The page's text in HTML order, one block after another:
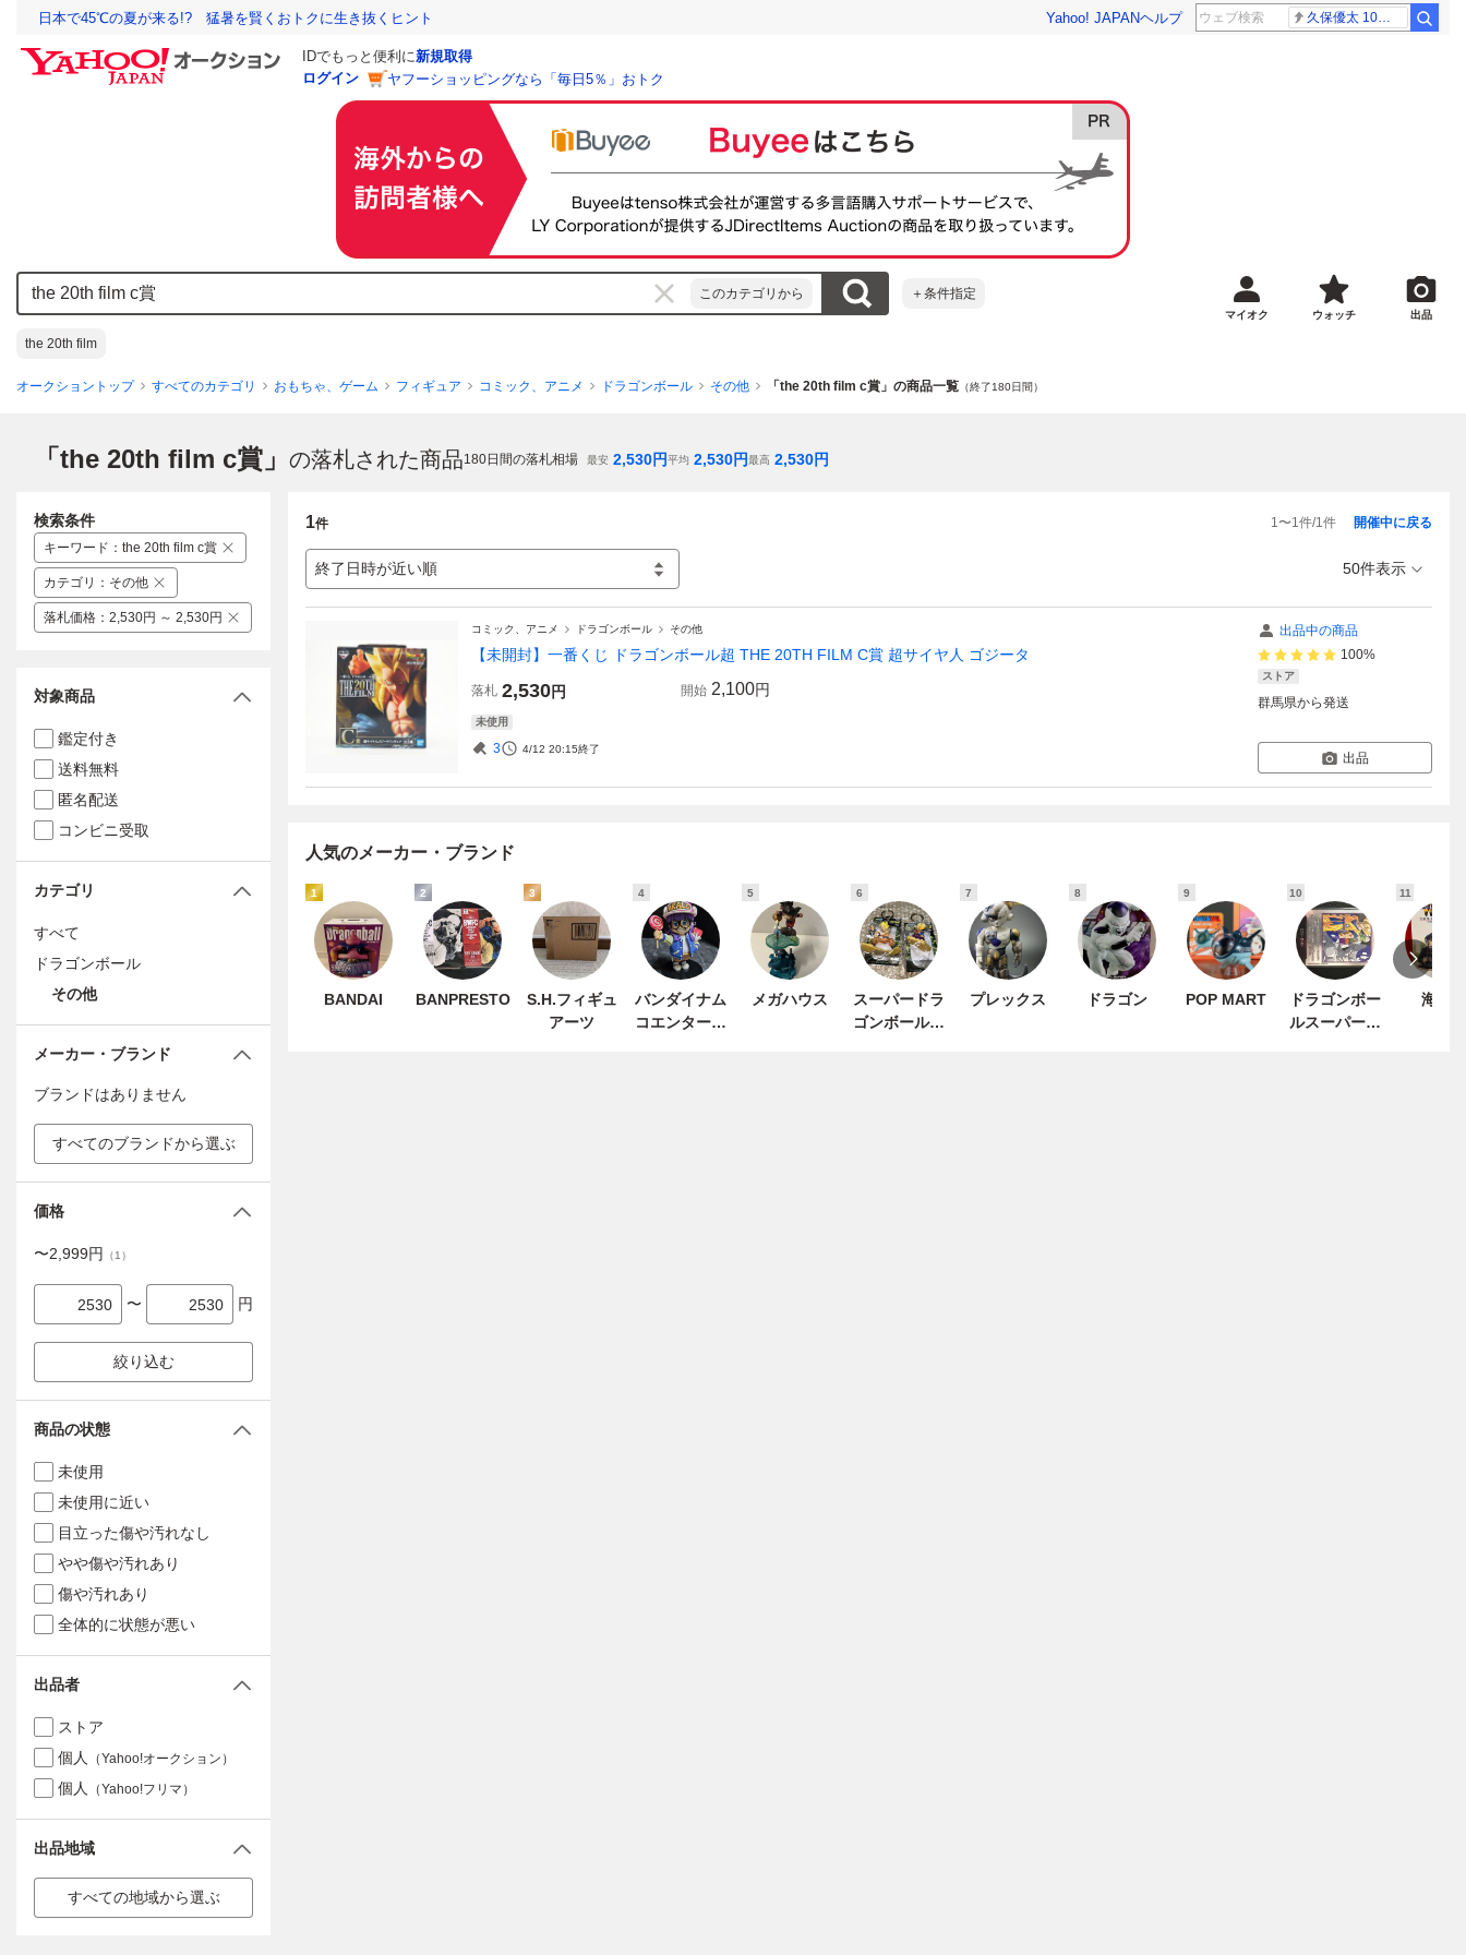
日本で45℃の夏が来る!? 猛暑を賢くおトクに生き抜くヒント Yahoo! JAPANヘルプ 久保優太 10代女性
IDでもっと便利に新規取得
ログイン
ヤフーショッピングなら「毎日5％」おトク
このカテゴリから ＋条件指定
the 20th film
マイオク ウォッチ 出品
オークショントップ すべてのカテゴリ おもちゃ、ゲーム フィギュア コミック、アニメ ドラゴンボール その他 「the 20th film c賞」の商品一覧 （終了180日間）
「the 20th film c賞」 の落札された商品180日間の落札相場 最安 2,530円平均 2,530円最高 2,530円
1件 1〜1件/1件
終了日時が近い順
開催中に戻る
50件表示
コミック、アニメ ドラゴンボール その他
【未開封】一番くじ ドラゴンボール超 THE 20TH FILM C賞 超サイヤ人 ゴジータ
落札 2,530円 開始 2,100円
未使用
3 4/12 20:15終了
出品中の商品
100%
ストア
群馬県から発送
出品
人気のメーカー・ブランド
1
BANDAI
2
BANPRESTO
3
S.H.フィギュ
アーツ
4
バンダイナム
コエンターテ
5
メガハウス
6
スーパードラ
ゴンボールヒ
7
プレックス
8
ドラゴン
9
POP MART
10
ドラゴンボー
ルスーパーカ
11
海洋堂
検索条件
キーワード ： the 20th film c賞
カテゴリ ： その他
落札価格 ： 2,530円 ～ 2,530円
対象商品
鑑定付き
送料無料
匿名配送
コンビニ受取
カテゴリ
すべて
ドラゴンボール
その他
メーカー・ブランド
ブランドはありません
すべてのブランドから選ぶ
価格
〜2,999円 （1 ）
〜 円
絞り込む
商品の状態
未使用
未使用に近い
目立った傷や汚れなし
やや傷や汚れあり
傷や汚れあり
全体的に状態が悪い
出品者
ストア
個人
（Yahoo!オークション）
個人 （Yahoo!フリマ）
出品地域
すべての地域から選ぶ